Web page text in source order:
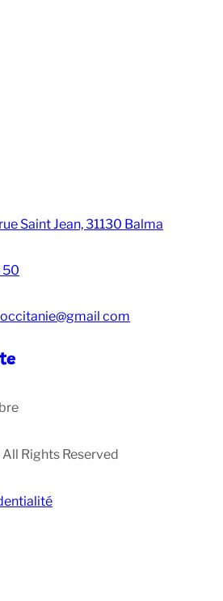
Saint Jean, 31130 Balma
50
com
Rights Reserved